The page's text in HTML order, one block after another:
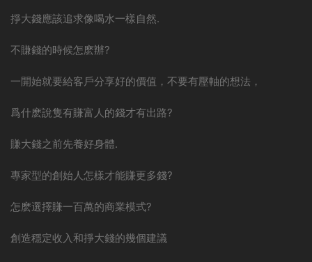
掙大錢應該追求像喝水一樣自然.
不賺錢的時候怎麽辦?
一開始就要給客戶分享好的價值，不要有壓軸的想法，
爲什麽說隻有賺富人的錢才有出路?
賺大錢之前先養好身體.
專家型的創始人怎樣才能賺更多錢?
怎麽選擇賺一百萬的商業模式?
創造穩定收入和掙大錢的幾個建議